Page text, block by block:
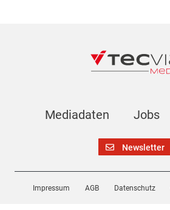
Mediadaten Jobs
Newsletter
Impressum AGB Datenschutz